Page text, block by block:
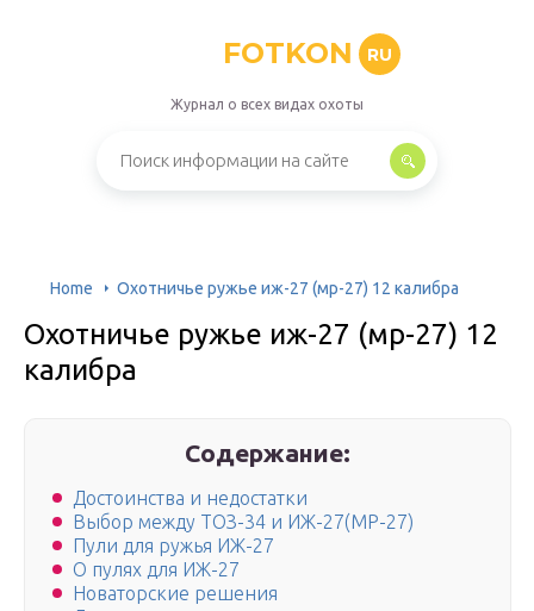
FOTKON RU
Журнал о всех видах охоты
Home Охотничье ружье иж-27 (мр-27) 12 калибра
Охотничье ружье иж-27 (мр-27) 12
калибра
Содержание:
Достоинства и недостатки
Выбор между ТОЗ-34 и ИЖ-27(МР-27)
Пули для ружья ИЖ-27
О пулях для ИЖ-27
Новаторские решения